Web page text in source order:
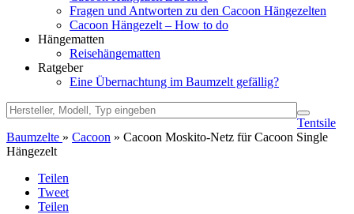
Fragen und Antworten zu den Cacoon Hängezelten
Cacoon Hängezelt – How to do
Hängematten
Reisehängematten
Ratgeber
Eine Übernachtung im Baumzelt gefällig?
Tentsile
Baumzelte » Cacoon » Cacoon Moskito-Netz für Cacoon Single
Hängezelt
Teilen
Tweet
Teilen